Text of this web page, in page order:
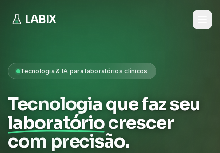
LABIX
Tecnologia & IA para laboratórios clínicos
Tecnologia que faz seu
laboratóriocrescer
com precisão.